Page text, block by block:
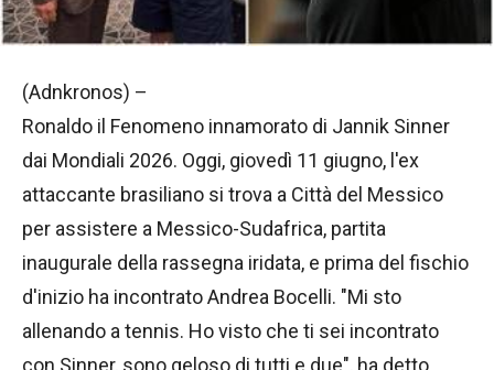
(Adnkronos) –
Ronaldo il Fenomeno innamorato di Jannik Sinner
dai Mondiali 2026. Oggi, giovedì 11 giugno, l'ex
attaccante brasiliano si trova a Città del Messico
per assistere a Messico-Sudafrica, partita
inaugurale della rassegna iridata, e prima del fischio
d'inizio ha incontrato Andrea Bocelli. "Mi sto
allenando a tennis. Ho visto che ti sei incontrato
con Sinner, sono geloso di tutti e due", ha detto